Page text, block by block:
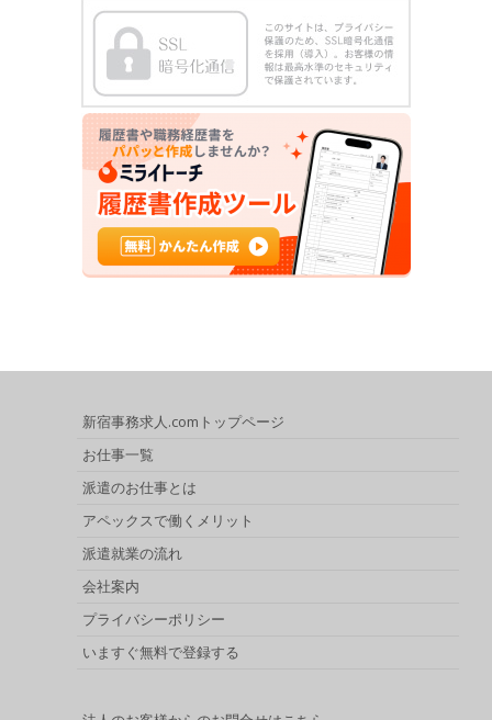
新宿事務求人.comトップページ
お仕事一覧
派遣のお仕事とは
アペックスで働くメリット
派遣就業の流れ
会社案内
プライバシーポリシー
いますぐ無料で登録する